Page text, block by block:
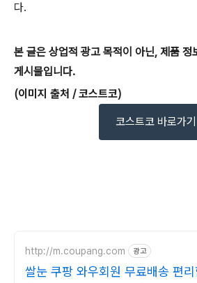
다.
본 글은 상업적 광고 목적이 아닌, 제품 정
게시물입니다.
(이미지 출처 /코스트코)
코스트코 바로가기
http://m.coupang.com 광고
쌀눈 쿠팡 와우회원 무료배송 편